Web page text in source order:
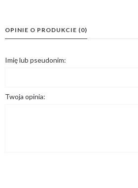
OPINIE O PRODUKCIE (0)
Imię lub pseudonim:
Twoja opinia: